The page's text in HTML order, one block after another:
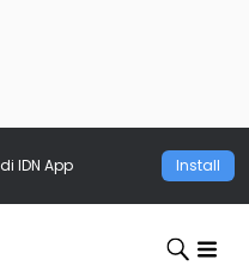
IDN App Install